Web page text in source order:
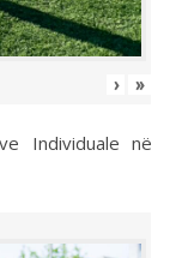
› »
Individuale në